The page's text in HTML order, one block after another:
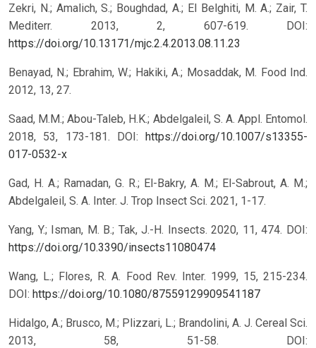
Zekri, N.; Amalich, S.; Boughdad, A.; El Belghiti, M. A.; Zair, T.
Mediterr. 2013, 2, 607-619. DOI:
https://doi.org/10.13171/mjc.2.4.2013.08.11.23
Benayad, N.; Ebrahim, W.; Hakiki, A.; Mosaddak, M. Food Ind.
2012, 13, 27.
Saad, M.M.; Abou-Taleb, H.K.; Abdelgaleil, S. A. Appl. Entomol.
2018, 53, 173-181. DOI: https://doi.org/10.1007/s13355-
017-0532-x
Gad, H. A.; Ramadan, G. R.; El-Bakry, A. M.; El-Sabrout, A. M.;
Abdelgaleil, S. A. Inter. J. Trop Insect Sci. 2021, 1-17.
Yang, Y.; Isman, M. B.; Tak, J.-H. Insects. 2020, 11, 474. DOI:
https://doi.org/10.3390/insects11080474
Wang, L.; Flores, R. A. Food Rev. Inter. 1999, 15, 215-234.
DOI: https://doi.org/10.1080/87559129909541187
Hidalgo, A.; Brusco, M.; Plizzari, L.; Brandolini, A. J. Cereal Sci.
2013, 58, 51-58. DOI: